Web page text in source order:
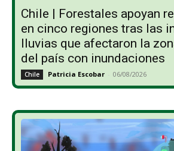
Chile | Forestales apoyan
en cinco regiones tras las
lluvias que afectaron la
del país con inundaciones
Chile Patricia Escobar - 06/08/2026